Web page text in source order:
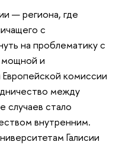
— региона, где
с
на проблематику с
мощной и
комиссии
между
случаев стало
внутренним.
Галисии